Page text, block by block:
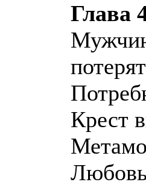
Глава
Крест